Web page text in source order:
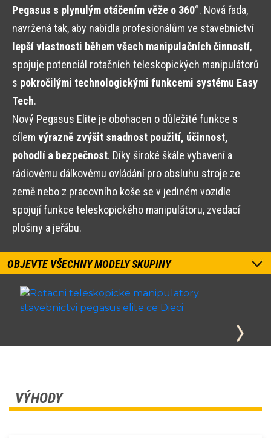
Pegasus s plynulým otáčením věže o 360°. Nová řada,
navržená tak, aby nabídla profesionálům ve stavebnictví
lepší vlastnosti během všech manipulačních činností,
spojuje potenciál rotačních teleskopických manipulátorů
s pokročilými technologickými funkcemi systému Easy
Tech.
Nový Pegasus Elite je obohacen o důležité funkce s
cílem výrazně zvýšit snadnost použití, účinnost,
pohodlí a bezpečnost. Díky široké škále vybavení a
rádiovému dálkovému ovládání pro obsluhu stroje ze
země nebo z pracovního koše se v jediném vozidle
spojují funkce teleskopického manipulátoru, zvedací
plošiny a jeřábu.
OBJEVTE VŠECHNY MODELY SKUPINY
VÝHODY